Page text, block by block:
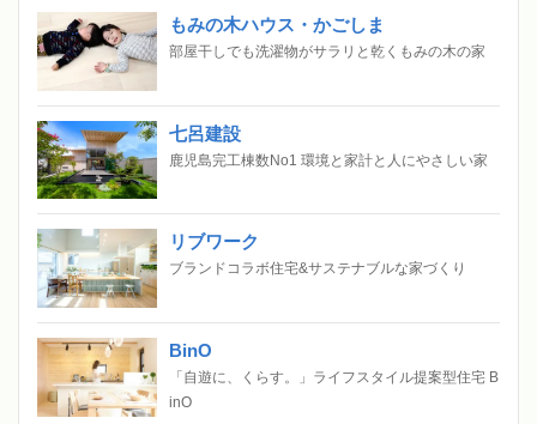
もみの木ハウス・かごしま
部屋干しでも洗濯物がサラリと乾くもみの木の家
七呂建設
鹿児島完工棟数No1 環境と家計と人にやさしい家
リブワーク
ブランドコラボ住宅&サステナブルな家づくり
BinO
「自遊に、くらす。」ライフスタイル提案型住宅 B
inO